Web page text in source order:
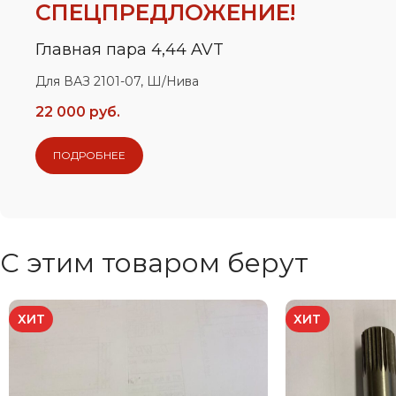
СПЕЦПРЕДЛОЖЕНИЕ!
Главная пара 4,44 AVT
Для ВАЗ 2101-07, Ш/Нива
22 000 руб.
ПОДРОБНЕЕ
С этим товаром берут
ХИТ ХИТ